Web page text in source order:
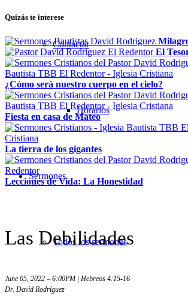
Contactar
Horarios
Sermones
Todos los sermones
Quizás te interese
El
¿Cómo será nuestro cuerpo en el cielo?
Fiesta en casa de Mateo
La tierra de los gigantes
Lecciones de Vida: La Honestidad
Las Debilidades
June 05, 2022 – 6:00PM | Hebreos 4:15-16
Dr. David Rodríguez